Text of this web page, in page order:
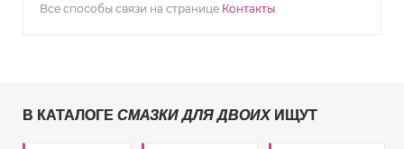
Все способы связи на странице Контакты
В КАТАЛОГЕ СМАЗКИ ДЛЯ ДВОИХИЩУТ